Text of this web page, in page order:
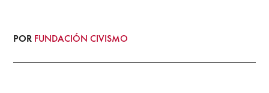
POR FUNDACIÓN CIVISMO